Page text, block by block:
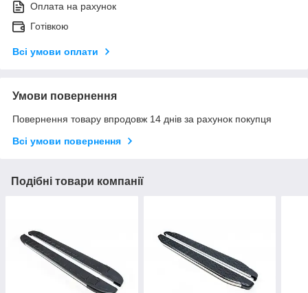
Оплата на рахунок
Готівкою
Всі умови оплати
Умови повернення
Повернення товару впродовж 14 днів за рахунок покупця
Всі умови повернення
Подібні товари компанії